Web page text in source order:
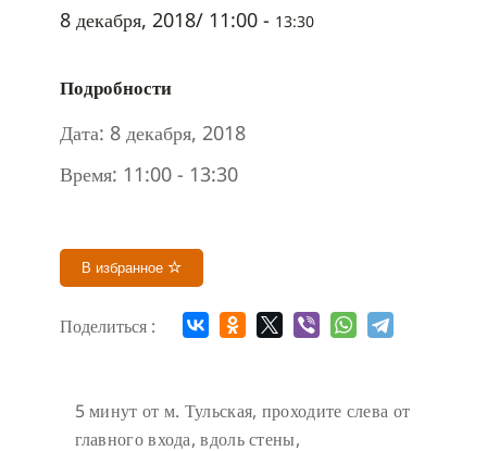
8 декабря, 2018/ 11:00 - 13:30
Подробности
Дата: 8 декабря, 2018
Время: 11:00 - 13:30
В избранное
Поделиться :
5 минут от м. Тульская, проходите слева от
главного входа, вдоль стены,